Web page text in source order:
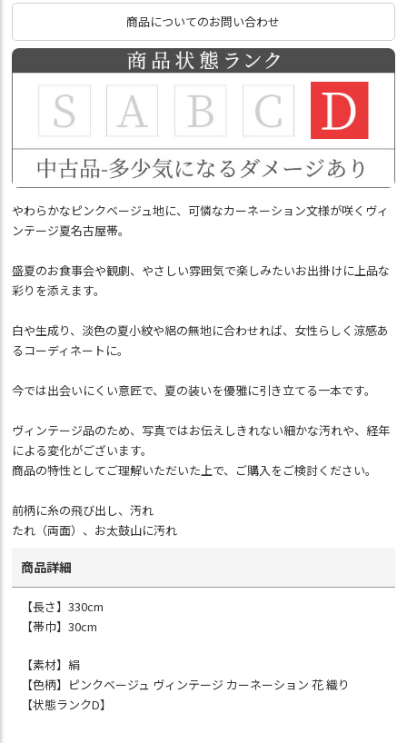
商品についてのお問い合わせ
やわらかなピンクベージュ地に、可憐なカーネーション文様が咲くヴィ
ンテージ夏名古屋帯。
盛夏のお食事会や観劇、やさしい雰囲気で楽しみたいお出掛けに上品な
彩りを添えます。
白や生成り、淡色の夏小紋や絽の無地に合わせれば、女性らしく涼感あ
るコーディネートに。
今では出会いにくい意匠で、夏の装いを優雅に引き立てる一本です。
ヴィンテージ品のため、写真ではお伝えしきれない細かな汚れや、経年
による変化がございます。
商品の特性としてご理解いただいた上で、ご購入をご検討ください。
前柄に糸の飛び出し、汚れ
たれ（両面）、お太鼓山に汚れ
商品詳細
【長さ】330cm
【帯巾】30cm
【素材】絹
【色柄】ピンクベージュ ヴィンテージ カーネーション 花 織り
【状態ランクD】